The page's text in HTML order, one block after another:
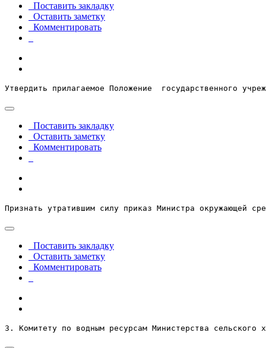
Поставить закладку
Оставить заметку
Комментировать
Утвердить прилагаемое Положение  государственного
Поставить закладку
Оставить заметку
Комментировать
Признать утратившим силу приказ Министра окружающей
Поставить закладку
Оставить заметку
Комментировать
3. Комитету по водным ресурсам Министерства сельского